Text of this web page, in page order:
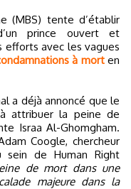
(MBS) tente d’établir
prince ouvert et
efforts avec les vagues
à morten
a déjà annoncé que le
attribuer la peine de
Israa Al-Ghomgham.
Coogle, chercheur
sein de Human Right
de mort dans une
majeure dans la